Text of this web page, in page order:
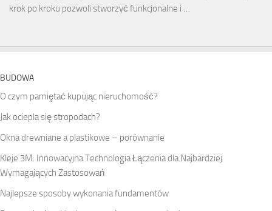
krok po kroku pozwoli stworzyć funkcjonalne i …
BUDOWA
O czym pamiętać kupując nieruchomość?
Jak ociepla się stropodach?
Okna drewniane a plastikowe – porównanie
Kleje 3M: Innowacyjna Technologia Łączenia dla Najbardziej
Wymagających Zastosowań
Najlepsze sposoby wykonania fundamentów